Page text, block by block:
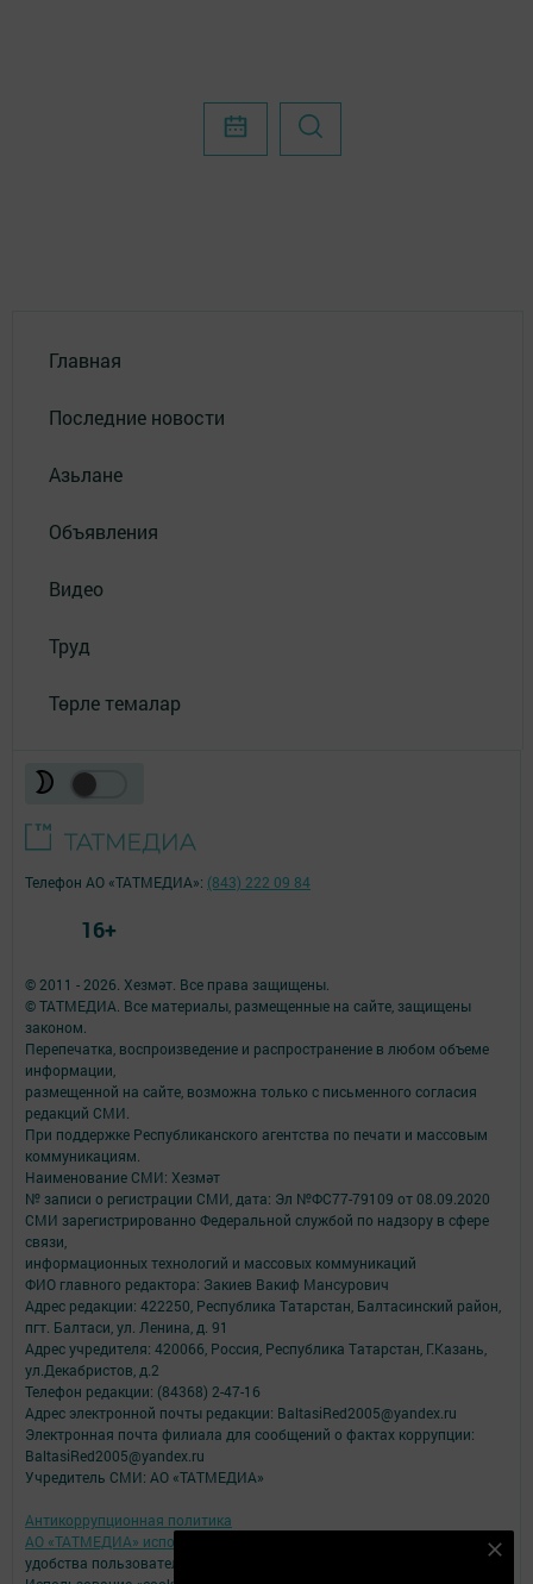
Главная
Последние новости
Азьлане
Объявления
Видео
Труд
Төрле темалар
© 2011 - 2026. Хезмәт. Все права защищены.
© ТАТМЕДИА. Все материалы, размещенные на сайте, защищены
законом.
Перепечатка, воспроизведение и распространение в любом объеме
информации,
размещенной на сайте, возможна только с письменного согласия
редакций СМИ.
При поддержке Республиканского агентства по печати и массовым
коммуникациям.
Наименование СМИ: Хезмәт
№ записи о регистрации СМИ, дата: Эл №ФС77-79109 от 08.09.2020
СМИ зарегистрированно Федеральной службой по надзору в сфере
связи,
информационных технологий и массовых коммуникаций
ФИО главного редактора: Закиев Вакиф Мансурович
Адрес редакции: 422250, Республика Татарстан, Балтасинский район,
пгт. Балтаси, ул. Ленина, д. 91
Адрес учредителя: 420066, Россия, Республика Татарстан, Г.Казань,
ул.Декабристов, д.2
Телефон редакции: (84368) 2-47-16
Адрес электронной почты редакции: BaltasiRed2005@yandex.ru
Электронная почта филиала для сообщений о фактах коррупции:
BaltasiRed2005@yandex.ru
Учредитель СМИ: АО «ТАТМЕДИА»
Антикоррупционная политика
АО «ТАТМЕДИА» использует «cookie»
для персонализации сервисов и
удобства пользователей сайтом.
Телефон АО «ТАТМЕДИА»: (843) 222 09 84
16+